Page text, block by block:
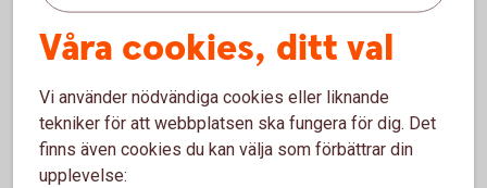
Vad täcker försäkringen?
Om olyckan skulle vara framme - vad täcks?
Vid olycka - vad täckerhemförsäkringen
Våra cookies, ditt val
Vi använder nödvändiga cookies eller liknande
tekniker för att webbplatsen ska fungera för dig. Det
finns även cookies du kan välja som förbättrar din
upplevelse: